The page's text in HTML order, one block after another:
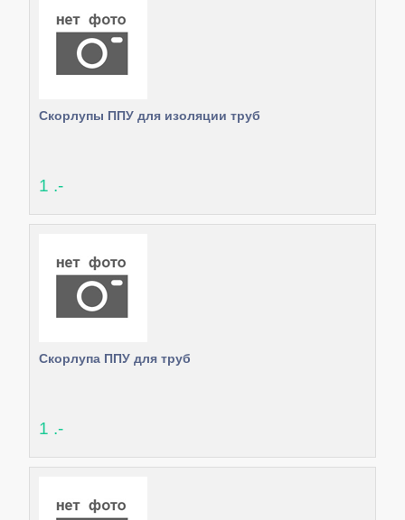
Скорлупы ППУ для изоляции труб
1 .-
Скорлупа ППУ для труб
1 .-